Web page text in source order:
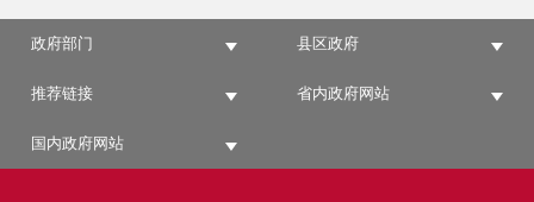
政府部门 县区政府
推荐链接 省内政府网站
国内政府网站